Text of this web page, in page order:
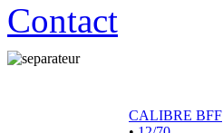
Contact
CALIBRE BFF